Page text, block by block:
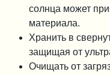
солнца может
материала.
Хранить в
защищая от
Очищать от